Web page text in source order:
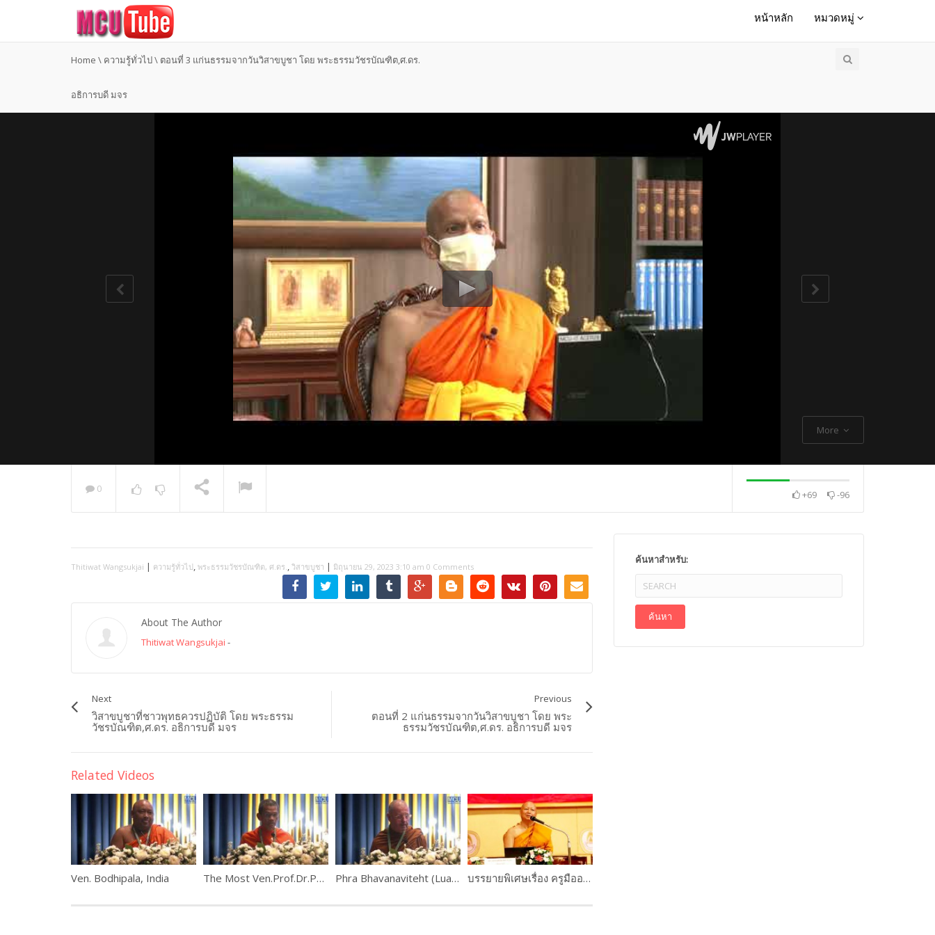
หน้าหลัก หมวดหมู่
Home \ ความรู้ทั่วไป\ ตอนที่ 3 แก่นธรรมจากวันวิสาขบูชา โดย พระธรรมวัชรบัณฑิต,ศ.ดร.
อธิการบดี มจร
More
Most Ven Dr. Thch Quang
0 +69 -96
Thitiwat Wangsukjai | ความรู้ทั่วไป, พระธรรมวัชรบัณฑิต, ศ.ดร., วิสาขบูชา | มิถุนายน 29, 2023 3:10 am 0 Comments
About The Author
Thitiwat Wangsukjai -
Next
วิสาขบูชาที่ชาวพุทธควรปฏิบัติ โดย พระธรรม
วัชรบัณฑิต,ศ.ดร. อธิการบดี มจร
Previous
ตอนที่ 2 แก่นธรรมจากวันวิสาขบูชา โดย พระ
ธรรมวัชรบัณฑิต,ศ.ดร. อธิการบดี มจร
Related Videos
Ven. Bodhipala, India The Most Ven.Prof.Dr.Phra Rajapariyatkavi Phra Bhavanaviteht (Luangpor Khammadhammo) บรรยายพิเศษเรื่อง ครูมืออาชีพจากอดีตสู่ปัจจุบัน
ค้นหาสำหรับ: